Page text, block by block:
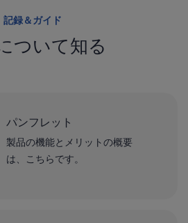
記録＆ガイド
ついて知る
パンフレット
製品の機能とメリットの概要
は、こちらです。